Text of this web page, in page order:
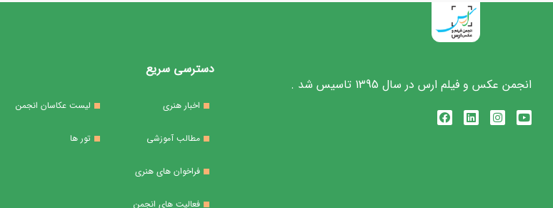
انجمن عکس و فیلم ارس در سال 1395 تاسیس شد .
دسترسی سریع
اخبار هنری
مطالب آموزشی
فراخوان های هنری
فعالیت های انجمن
لیست عکاسان انجمن
تور ها